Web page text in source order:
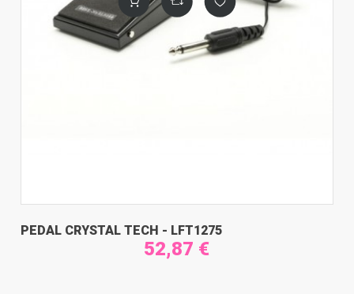
PEDAL CRYSTAL TECH - LFT1275
52,87 €